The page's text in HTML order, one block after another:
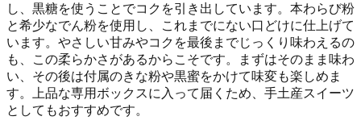
し、黒糖を使うことでコクを引き出しています。本わらび粉
と希少なでん粉を使用し、これまでにない口どけに仕上げて
います。やさしい甘みやコクを最後までじっくり味わえるの
も、この柔らかさがあるからこそです。まずはそのまま味わ
い、その後は付属のきな粉や黒蜜をかけて味変も楽しめま
す。上品な専用ボックスに入って届くため、手土産スイーツ
としてもおすすめです。